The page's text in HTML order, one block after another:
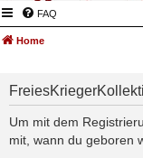
FAQ
Home
Um mit dem
mit, wann du geboren